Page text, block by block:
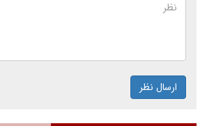
ارسال نظر